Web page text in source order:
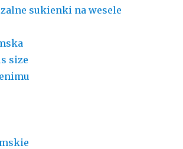
sukienki na wesele
size